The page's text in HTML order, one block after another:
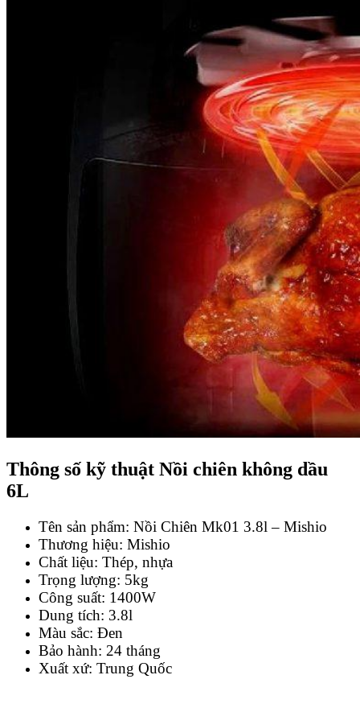
Thông số kỹ thuật Nồi chiên không dầu
6L
Tên sản phẩm: Nồi Chiên Mk01 3.8l – Mishio
Thương hiệu: Mishio
Chất liệu: Thép, nhựa
Trọng lượng: 5kg
Công suất: 1400W
Dung tích: 3.8l
Màu sắc: Đen
Bảo hành: 24 tháng
Xuất xứ: Trung Quốc